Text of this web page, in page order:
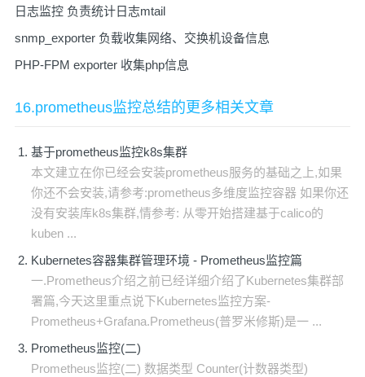
日志监控 负责统计日志mtail
snmp_exporter 负载收集网络、交换机设备信息
PHP-FPM exporter 收集php信息
16.prometheus监控总结的更多相关文章
基于prometheus监控k8s集群
本文建立在你已经会安装prometheus服务的基础之上,如果
你还不会安装,请参考:prometheus多维度监控容器 如果你还
没有安装库k8s集群,情参考: 从零开始搭建基于calico的
kuben ...
Kubernetes容器集群管理环境 - Prometheus监控篇
一.Prometheus介绍之前已经详细介绍了Kubernetes集群部
署篇,今天这里重点说下Kubernetes监控方案-
Prometheus+Grafana.Prometheus(普罗米修斯)是一 ...
Prometheus监控(二)
Prometheus监控(二) 数据类型 Counter(计数器类型)